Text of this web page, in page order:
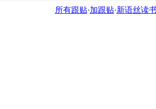
所有跟贴·加跟贴·新语丝读